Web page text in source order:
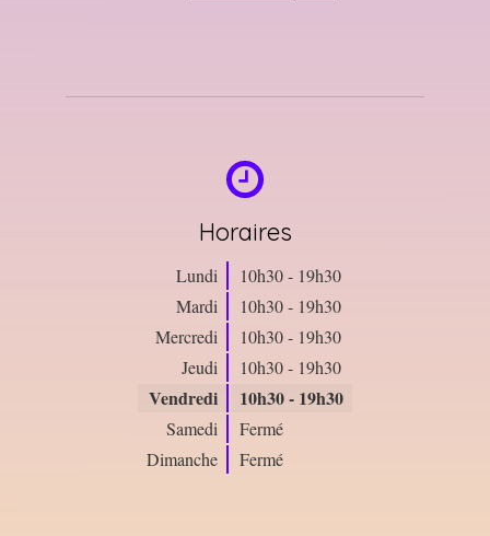
Horaires
Lundi
10h30 - 19h30
Mardi
10h30 - 19h30
Mercredi
10h30 - 19h30
Jeudi
10h30 - 19h30
Vendredi 10h30 - 19h30
Samedi
Fermé
Dimanche
Fermé